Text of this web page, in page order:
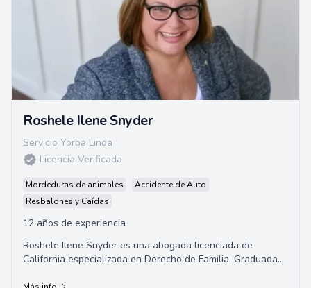
Roshele Ilene Snyder
Servicio Yorba Linda
Licencia Verificada
Mordeduras de animales
Accidente de Auto
Resbalones y Caídas
12 años de experiencia
Roshele Ilene Snyder es una abogada licenciada de
California especializada en Derecho de Familia. Graduada